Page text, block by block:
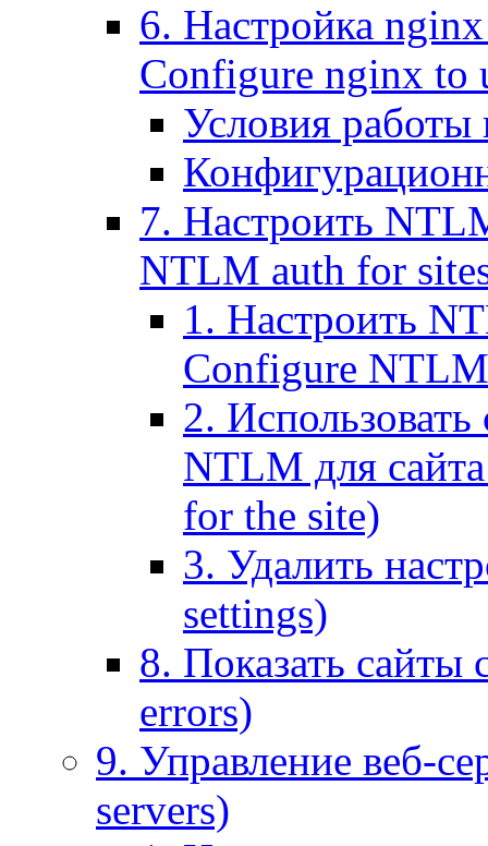
6. Настройка
Configure nginx to
Условия работы
7. Настроить
NTLM auth for
1. Настроить
Configure
2.
NTLM для
for the site)
3. Удалить
settings)
8. Показать
errors)
9. Управление веб-
servers)